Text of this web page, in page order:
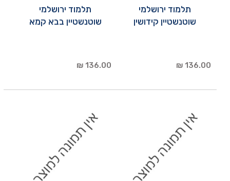
תלמוד ירושלמי
שוטנשטיין קידושין
136.00 ₪
תלמוד ירושלמי
שוטנשטיין בבא קמא
136.00 ₪